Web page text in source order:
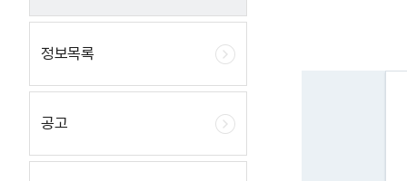
정보목록
공고